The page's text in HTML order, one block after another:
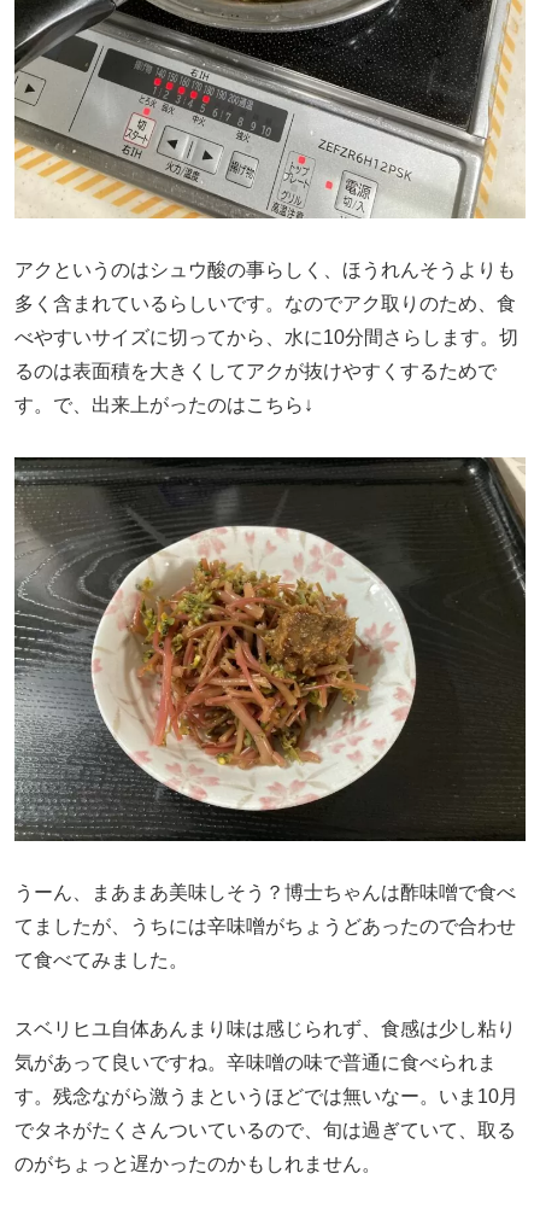
アクというのはシュウ酸の事らしく、ほうれんそうよりも
多く含まれているらしいです。なのでアク取りのため、食
べやすいサイズに切ってから、水に10分間さらします。切
るのは表面積を大きくしてアクが抜けやすくするためで
す。で、出来上がったのはこちら↓
うーん、まあまあ美味しそう？博士ちゃんは酢味噌で食べ
てましたが、うちには辛味噌がちょうどあったので合わせ
て食べてみました。
スベリヒユ自体あんまり味は感じられず、食感は少し粘り
気があって良いですね。辛味噌の味で普通に食べられま
す。残念ながら激うまというほどでは無いなー。いま10月
でタネがたくさんついているので、旬は過ぎていて、取る
のがちょっと遅かったのかもしれません。